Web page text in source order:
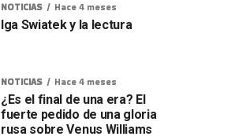
NOTICIAS Hace 4 meses
Iga Swiatek y la lectura
NOTICIAS Hace 4 meses
¿Es el final de una era? El
fuerte pedido de una gloria
rusa sobre Venus Williams